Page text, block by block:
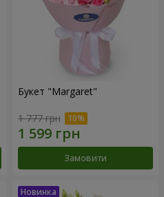
Букет "Margaret"
1 777 грн
Замовити